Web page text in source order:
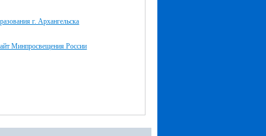
г. Архангельска
Минпросвещения России